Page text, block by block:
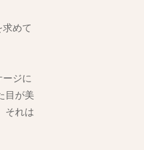
めて
ジに
目が美
それは